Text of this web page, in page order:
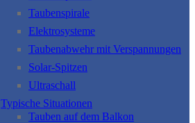
Taubenspirale
Elektrosysteme
Taubenabwehr mit Verspannungen
Solar-Spitzen
Ultraschall
Typische Situationen
Tauben auf dem Balkon